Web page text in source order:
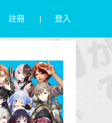
註冊 登入